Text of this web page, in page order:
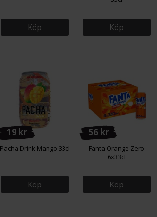
Köp Köp
19 kr
Pacha Drink Mango 33cl
Köp
56 kr
Fanta Orange Zero
6x33cl
Köp